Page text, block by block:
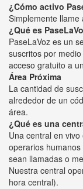
¿Cómo activo
Simplemente llame
¿Qué es
PaseLaVoz es un
suscritos por
acceso gratuito a
Área Próxima
La cantidad de
alrededor de un
área.
¿Qué es una
Una central en
operarios
sean llamadas o
Nuestra central
hora central).